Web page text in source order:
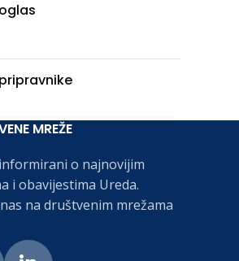
MREŽE
o najnovijim
i obavijestima Ureda.
na društvenim mrežama